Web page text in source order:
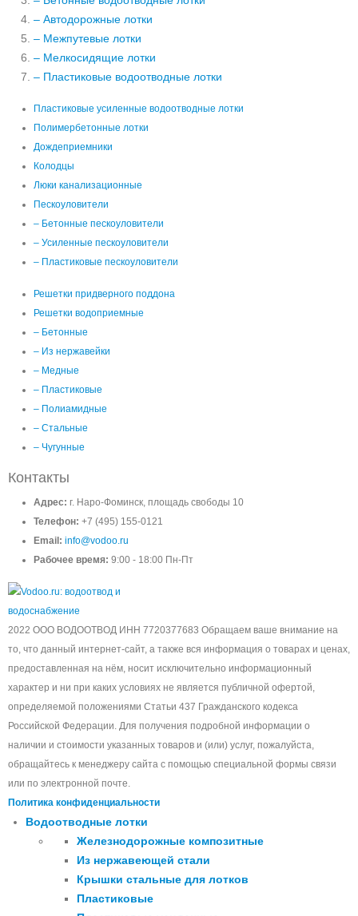
– Автодорожные лотки
– Межпутевые лотки
– Мелкосидящие лотки
– Пластиковые водоотводные лотки
Пластиковые усиленные водоотводные лотки
Полимербетонные лотки
Дождеприемники
Колодцы
Люки канализационные
Пескоуловители
– Бетонные пескоуловители
– Усиленные пескоуловители
– Пластиковые пескоуловители
Решетки придверного поддона
Решетки водоприемные
– Бетонные
– Из нержавейки
– Медные
– Пластиковые
– Полиамидные
– Стальные
– Чугунные
Контакты
Адрес: г. Наро-Фоминск, площадь свободы 10
Телефон: +7 (495) 155-0121
Email: info@vodoo.ru
Рабочее время: 9:00 - 18:00 Пн-Пт
2022 ООО ВОДООТВОД ИНН 7720377683 Обращаем ваше внимание на
то, что данный интернет-сайт, а также вся информация о товарах и ценах,
предоставленная на нём, носит исключительно информационный
характер и ни при каких условиях не является публичной офертой,
определяемой положениями Статьи 437 Гражданского кодекса
Российской Федерации. Для получения подробной информации о
наличии и стоимости указанных товаров и (или) услуг, пожалуйста,
обращайтесь к менеджеру сайта с помощью специальной формы связи
или по электронной почте.
Политика конфиденциальности
Водоотводные лотки
Железнодорожные композитные
Из нержавеющей стали
Крышки стальные для лотков
Пластиковые